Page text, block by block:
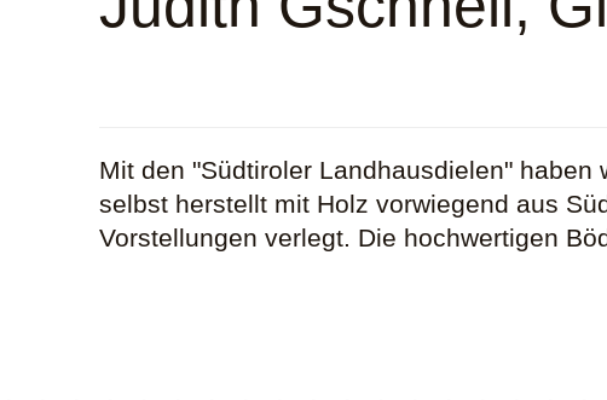
Mit den "Südtiroler Landhausdielen"
selbst herstellt mit Holz vorwiegend aus
Vorstellungen verlegt. Die hochwertigen